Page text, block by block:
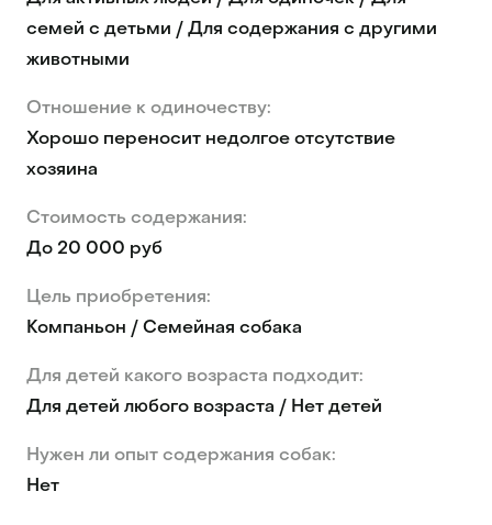
семей с детьми / Для содержания с другими
животными
Отношение к одиночеству:
Хорошо переносит недолгое отсутствие
хозяина
Стоимость содержания:
До 20 000 руб
Цель приобретения:
Компаньон / Семейная собака
Для детей какого возраста подходит:
Для детей любого возраста / Нет детей
Нужен ли опыт содержания собак:
Нет